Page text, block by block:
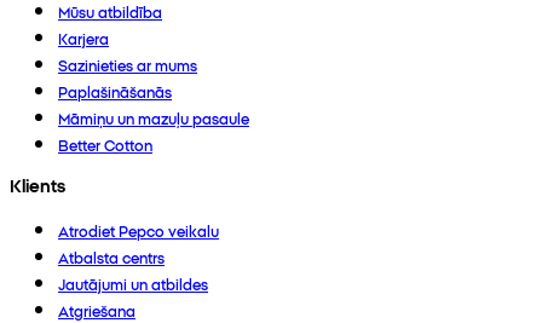
Mūsu atbildība
Karjera
Sazinieties ar mums
Paplašināšanās
Māmiņu un mazuļu pasaule
Better Cotton
Klients
Atrodiet Pepco veikalu
Atbalsta centrs
Jautājumi un atbildes
Atgriešana